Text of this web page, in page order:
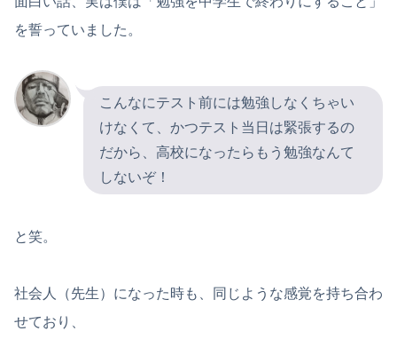
を誓っていました。
こんなにテスト前には勉強しなくちゃい
けなくて、かつテスト当日は緊張するの
だから、高校になったらもう勉強なんて
しないぞ！
と笑。
社会人（先生）になった時も、同じような感覚を持ち合わ
せており、